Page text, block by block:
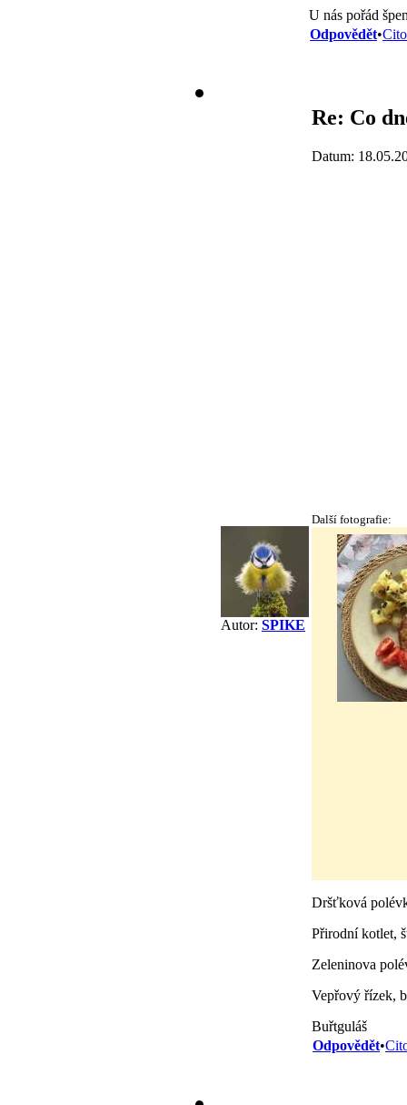
U nás pořád
Odpovědět•
Autor: SPIKE
Re: Co
Datum:
Další fotografie:
Dršťková
Přirodní kotlet,
Zeleninova
Vepřový řízek,
Buřtguláš
Odpovědět•